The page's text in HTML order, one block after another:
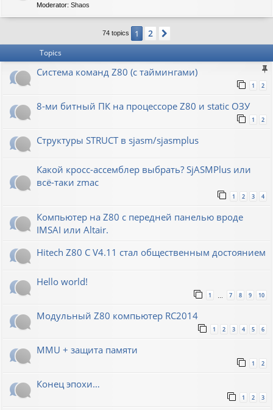
S
Moderator: Shaos
74 topics 1 2
Topics
Система команд Z80 (с таймингами)
1 2
8-ми битный ПК на процессоре Z80 и static ОЗУ
1 2
Структуры STRUCT в sjasm/sjasmplus
Какой кросс-ассемблер выбрать? SjASMPlus или
всё-таки zmac
1 2 3 4
Компьютер на Z80 с передней панелью вроде
IMSAI или Altair.
Hitech Z80 C V4.11 стал общественным достоянием
Hello world!
1 7 8 9 10
Модульный Z80 компьютер RC2014
1 2 3 4 5 6
MMU + защита памяти
1 2
Конец эпохи…
1 2 3